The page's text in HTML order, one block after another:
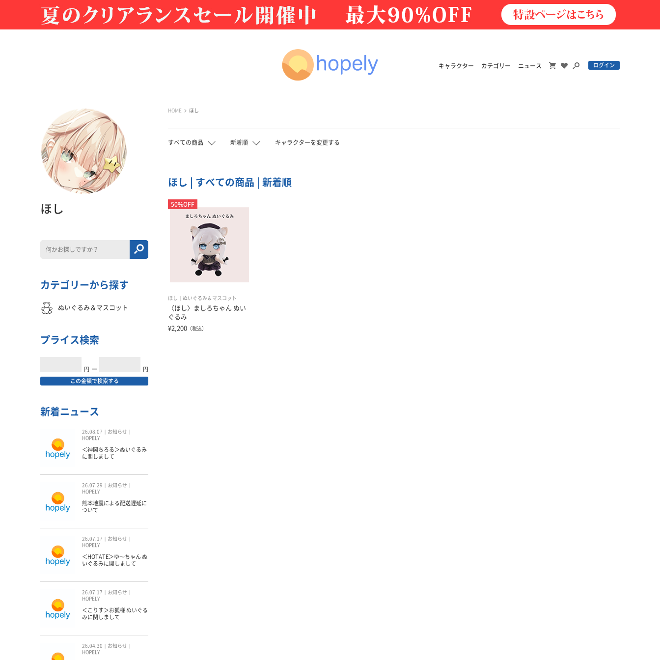
キャラクター カテゴリー ニュース ログイン
HOME ほし
すべての商品 新着順 キャラクターを変更する
ほし | すべての商品 | 新着順
50%OFF
ほし ぬいぐるみ＆マスコット
〈ほし〉ましろちゃん ぬい
ぐるみ
¥2,200 （税込）
ほし
カテゴリーから探す
ぬいぐるみ＆マスコット
プライス検索
円 ━ 円
この金額で検索する
新着ニュース
26.08.07
お知らせ
HOPELY
＜神岡ちろる＞ぬいぐるみ
に関しまして
26.07.29
お知らせ
HOPELY
熊本地震による配送遅延に
ついて
26.07.17
お知らせ
HOPELY
＜HOTATE＞ゆ〜ちゃん ぬ
いぐるみに関しまして
26.07.17
お知らせ
HOPELY
＜こりす＞お狐様 ぬいぐる
みに関しまして
26.04.30
お知らせ
HOPELY